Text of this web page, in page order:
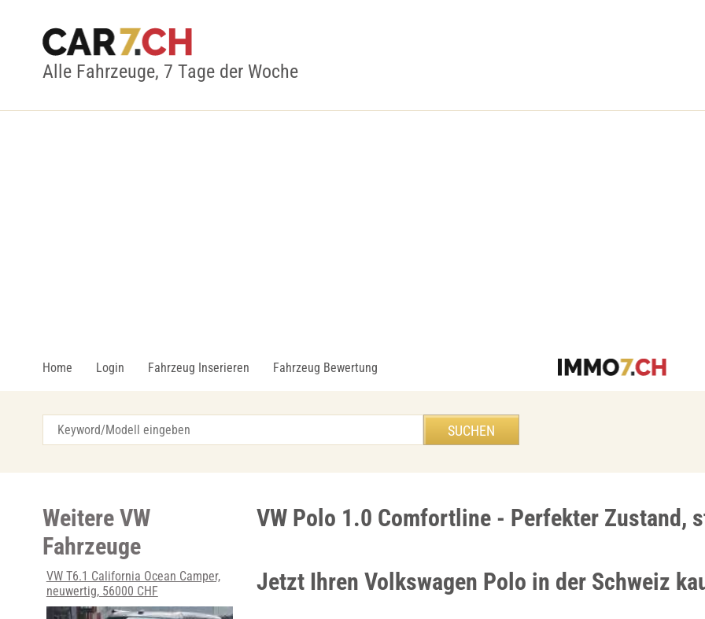
Alle Fahrzeuge, 7 Tage der Woche
Home Login Fahrzeug Inserieren Fahrzeug Bewertung
VW Polo 1.0 Comfortline - Perfekter Zustand,
Jetzt Ihren Volkswagen Polo in der Schweiz
Weitere VW
Fahrzeuge
VW T6.1 California Ocean Camper,
neuwertig, 56000 CHF